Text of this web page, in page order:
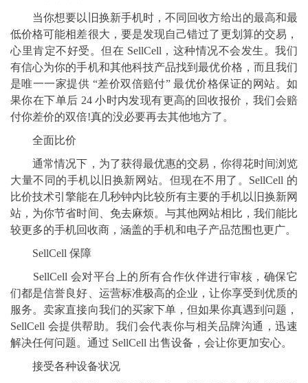
当你想要以旧换新手机时，不同回收方给出的最高和最
低价格可能相差很大，要是发现自己错过了更划算的交易，
心里肯定不好受。但在 SellCell，这种情况不会发生。我们
有信心为你的手机和其他科技产品找到最优价格，而且我们
是唯一一家提供 “差价双倍赔付” 最优价格保证的网站。如
果你在下单后 24 小时内发现有更高的回收报价，我们会赔
付你差价的双倍!真的没必要再去其他地方了。
全面比价
通常情况下，为了获得最优惠的交易，你得花时间浏览
大量不同的手机以旧换新网站。但现在不用了。SellCell 的
比价技术引擎能在几秒钟内比较所有主要的手机以旧换新网
站，为你节省时间、免去麻烦。与其他网站相比，我们能比
较更多的手机回收商，涵盖的手机和电子产品范围也更广。
SellCell 保障
SellCell 会对平台上的所有合作伙伴进行审核，确保它
们都是信誉良好、运营标准极高的企业，让你享受到优质的
服务。卖家直接向我们的买家下单，但如果你真遇到问题，
SellCell 会提供帮助。我们会代表你与相关品牌沟通，迅速
解决任何问题。通过 SellCell 出售设备，会让你更加安心。
接受各种设备状况